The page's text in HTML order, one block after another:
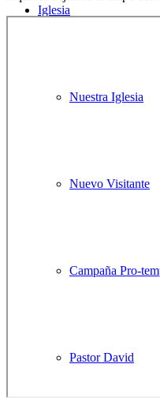
Iglesia
Nuestra Iglesia
Nuevo Visitante
Campaña Pro-
Pastor David